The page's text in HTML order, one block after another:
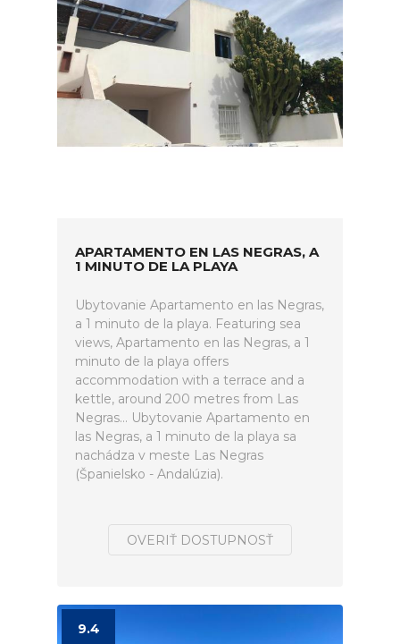
APARTAMENTO EN LAS NEGRAS, A
1 MINUTO DE LA PLAYA
Ubytovanie Apartamento en las Negras,
a 1 minuto de la playa. Featuring sea
views, Apartamento en las Negras, a 1
minuto de la playa offers
accommodation with a terrace and a
kettle, around 200 metres from Las
Negras... Ubytovanie Apartamento en
las Negras, a 1 minuto de la playa sa
nachádza v meste Las Negras
(Španielsko - Andalúzia).
OVERIŤ DOSTUPNOSŤ
9.4